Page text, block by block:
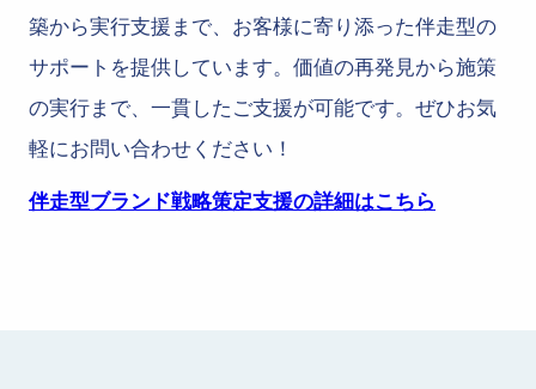
築から実行支援まで、お客様に寄り添った伴走型の
サポートを提供しています。価値の再発見から施策
の実行まで、一貫したご支援が可能です。ぜひお気
軽にお問い合わせください！
伴走型ブランド戦略策定支援の詳細はこちら